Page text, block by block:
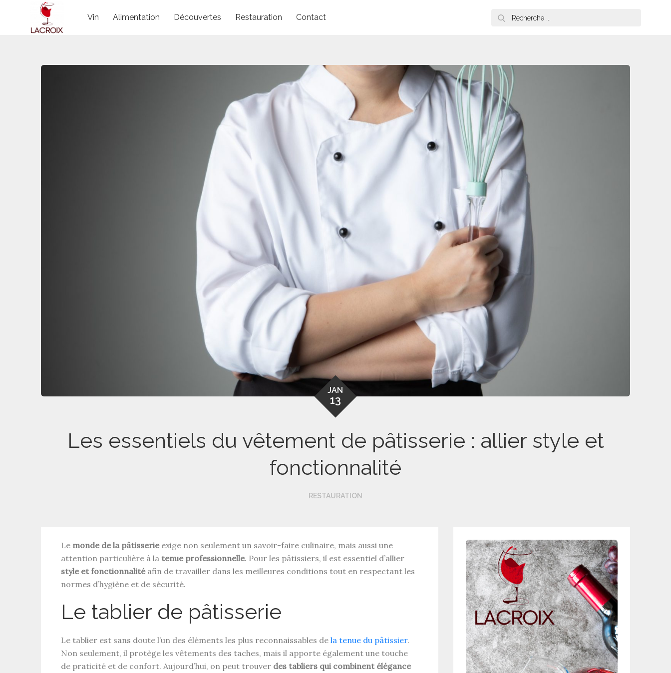
Vin Alimentation Découvertes Restauration Contact Recherche:
JAN
13
Les essentiels du vêtement de pâtisserie : allier style et
fonctionnalité
RESTAURATION
Le monde de la pâtisserieexige non seulement un savoir-faire culinaire, mais aussi une
attention particulière à la tenue professionnelle. Pour les pâtissiers, il est essentiel d’allier
style et fonctionnalitéafin de travailler dans les meilleures conditions tout en respectant les
normes d’hygiène et de sécurité.
Le tablier de pâtisserie
Le tablier est sans doute l’un des éléments les plus reconnaissables de la tenue du pâtissier.
Non seulement, il protège les vêtements des taches, mais il apporte également une touche
de praticité et de confort. Aujourd’hui, on peut trouver des tabliers qui combinent élégance